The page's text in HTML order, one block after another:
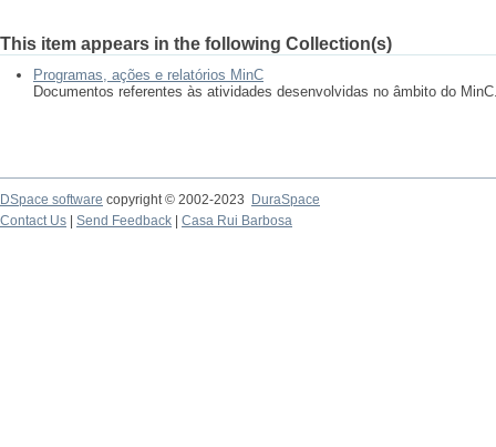
This item appears in the following Collection(s)
Programas, ações e relatórios MinC
Documentos referentes às atividades desenvolvidas no âmbito do
DSpace software copyright © 2002-2023
DuraSpace
Contact Us
Send Feedback Casa Rui Barbosa